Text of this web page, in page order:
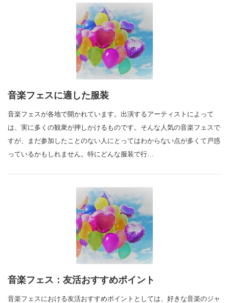
音楽フェスに適した服装
音楽フェスが各地で開かれています。出演するアーティストによって
は、実に多くの観衆が押しかけるものです。そんな人気の音楽フェスで
すが、まだ参加したことのない人にとってはわからない点が多くて戸惑
っているかもしれません。特にどんな服装で行…
音楽フェス：友活おすすめポイント
音楽フェスにおける友活おすすめポイントとしては、好きな音楽のジャ